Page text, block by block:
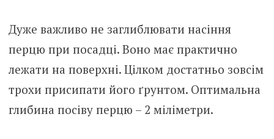
Дуже важливо не заглиблювати насіння
перцю при посадці. Воно має практично
лежати на поверхні. Цілком достатньо зовсім
трохи присипати його ґрунтом. Оптимальна
глибина посіву перцю – 2 міліметри.